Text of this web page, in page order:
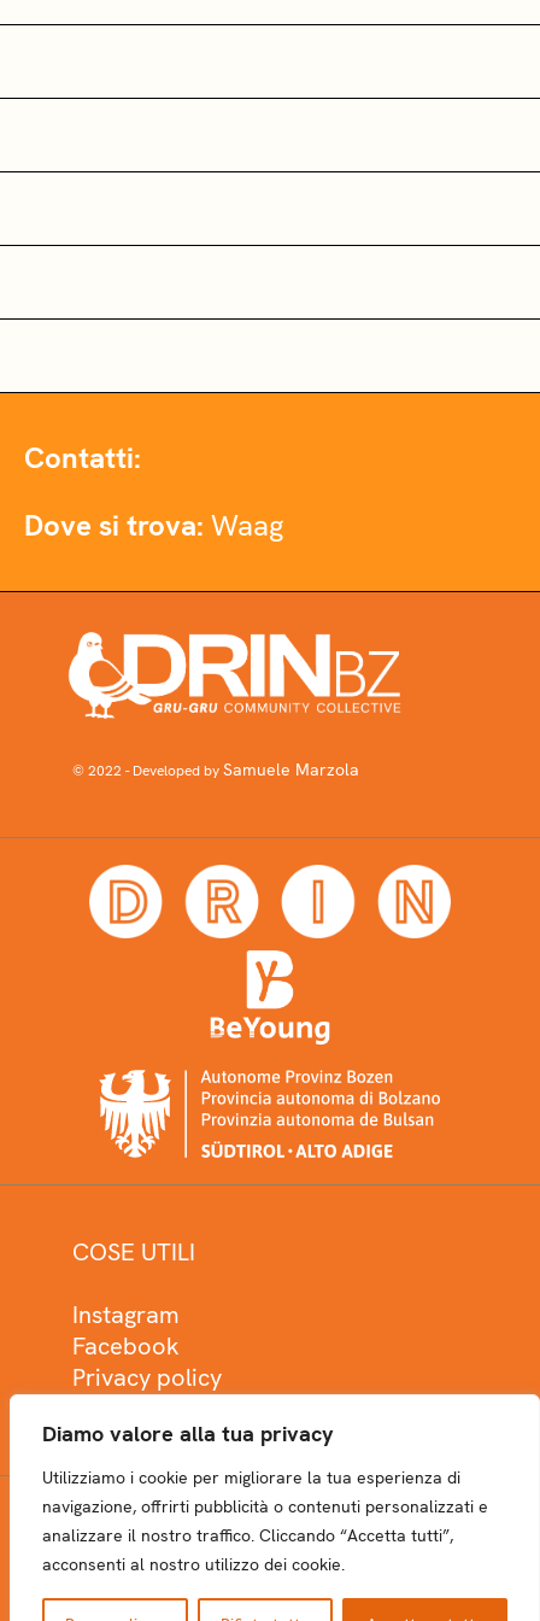
Diamo valore alla tua privacy
Utilizziamo i cookie per migliorare la tua esperienza di
navigazione, offrirti pubblicità o contenuti personalizzati e
analizzare il nostro traffico. Cliccando “Accetta tutti”,
acconsenti al nostro utilizzo dei cookie.
Contatti:
Dove si trova: Waag
© 2022 - Developed bySamuele Marzola
COSE UTILI
Instagram
Facebook
Privacy policy
NEWSLETTER